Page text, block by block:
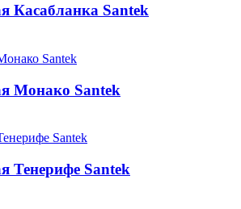
Касабланка Santek
Монако Santek
Тенерифе Santek